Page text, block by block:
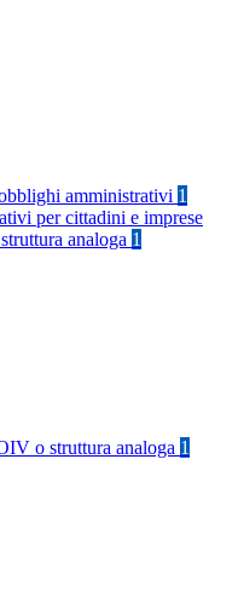
amministrativi 1
per cittadini e imprese
analoga 1
o struttura analoga 1